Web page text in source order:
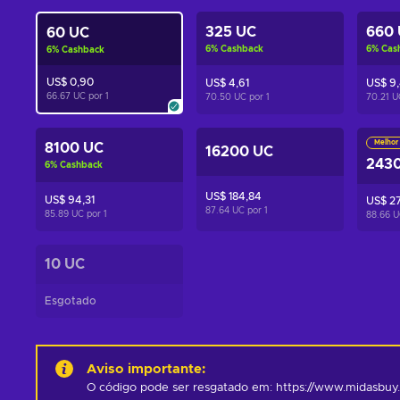
60 UC
6% Cashback
US$ 0,90
66.67 UC por 1
325 UC
6% Cashback
US$ 4,61
70.50 UC por 1
660
6%
US$
70.21
8100 UC
6% Cashback
US$ 94,31
85.89 UC por 1
16200 UC
US$ 184,84
87.64 UC por 1
Melhor
US$
88.66
10 UC
Esgotado
Aviso importante:
O código pode ser resgatado em: https://